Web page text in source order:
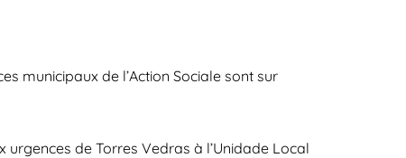
municipaux de l’Action Sociale sont sur
de Torres Vedras à l’Unidade Local